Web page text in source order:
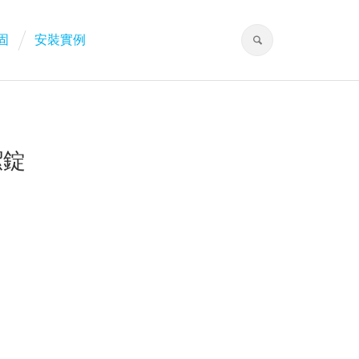
安裝實例